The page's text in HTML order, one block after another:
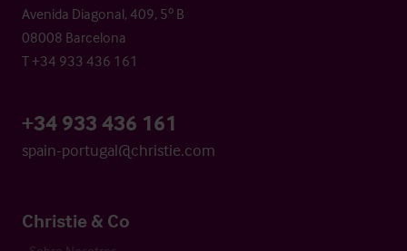
Avenida Diagonal, 409, 5º B
08008 Barcelona
T +34 933 436 161
+34 933 436 161
spain-portugal@christie.com
Christie & Co